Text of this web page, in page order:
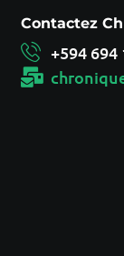
Contactez
+594 694